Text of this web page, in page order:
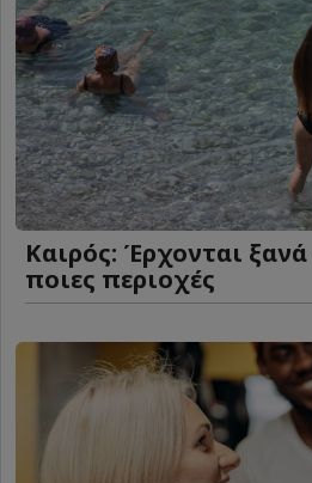
Καιρός: Έρχονται ξανά
ποιες περιοχές